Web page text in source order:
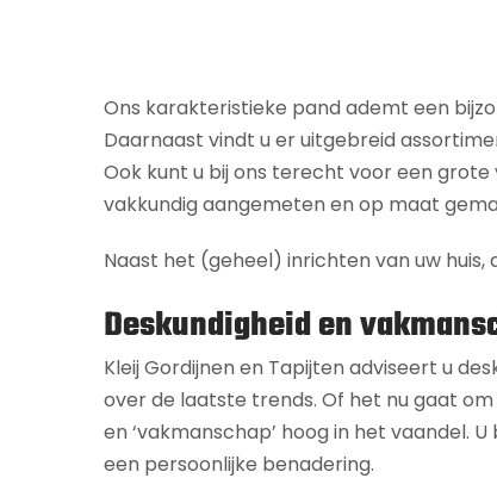
Ons karakteristieke pand ademt een
Daarnaast vindt u er uitgebreid
Ook kunt u bij ons terecht voor een
vakkundig aangemeten en op maat
Naast het (geheel) inrichten van uw
Deskundigheid en
Kleij Gordijnen en Tapijten adviseert u
over de laatste trends. Of het nu gaat om
en ‘vakmanschap’ hoog in het vaandel.
een persoonlijke benadering.